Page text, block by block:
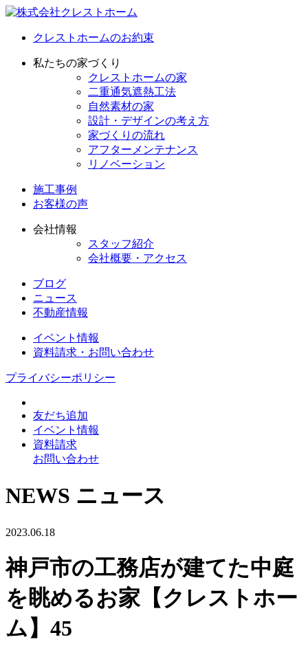
クレストホームのお約束
私たちの家づくり
クレストホームの家
二重通気遮熱工法
自然素材の家
設計・デザインの考え方
家づくりの流れ
アフターメンテナンス
リノベーション
施工事例
お客様の声
会社情報
スタッフ紹介
会社概要・アクセス
ブログ
ニュース
不動産情報
イベント情報
資料請求・お問い合わせ
プライバシーポリシー
友だち追加
イベント情報
資料請求
お問い合わせ
NEWS ニュース
2023.06.18
神戸市の工務店が建てた中庭
を眺めるお家【クレストホー
ム】45